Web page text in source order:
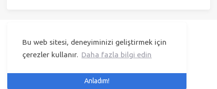
Bu web sitesi, deneyiminizi geliştirmek için
çerezler kullanır. Daha fazla bilgi edin
Anladım!
© 2023 Selçuk KütükPowered byHexo&Icarus
© 2019